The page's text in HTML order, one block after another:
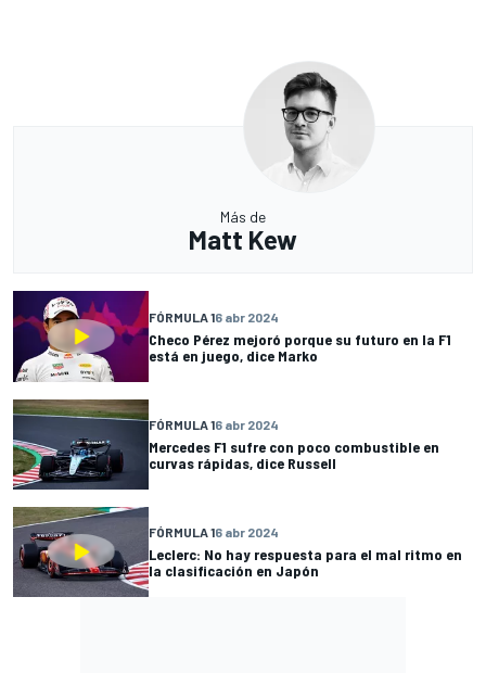
Más de
Matt Kew
FÓRMULA 16 abr 2024
Checo Pérez mejoró porque su futuro en la F1
está en juego, dice Marko
FÓRMULA 16 abr 2024
Mercedes F1 sufre con poco combustible en
curvas rápidas, dice Russell
FÓRMULA 16 abr 2024
Leclerc: No hay respuesta para el mal ritmo en
la clasificación en Japón